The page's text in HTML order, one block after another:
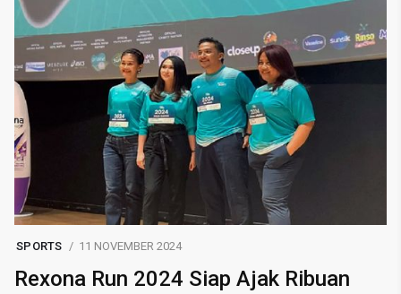
SPORTS 11 NOVEMBER 2024
Rexona Run 2024 Siap Ajak Ribuan